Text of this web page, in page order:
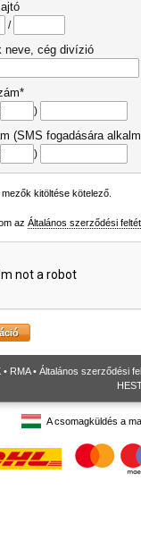
/
neve, cég divízió
)
(SMS fogadására
)
mezők kitöltése kötelező.
az Általános szerződési
• RMA• Általános szerződési
A csomagküldés a